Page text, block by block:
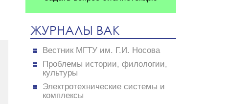
ЖУРНАЛЫ ВАК
Вестник МГТУ им. Г.И. Носова
Проблемы истории, филологии,
культуры
Электротехнические системы и
комплексы